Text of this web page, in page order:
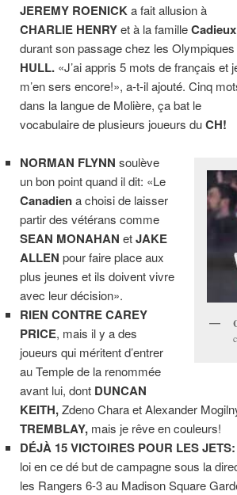
JEREMY ROENICKa fait allusion à
CHARLIE HENRYet à la familleCadieux
durant son passage chez les
HULL. «J’ai appris 5 mots de français et
m’en sers encore!», a-t-il ajouté. Cinq
dans la langue de Molière, ça bat le
vocabulaire de plusieurs joueurs duCH!
NORMAN FLYNN soulève
un bon point quand il dit: «Le
Canadiena choisi de laisser
partir des vétérans comme
SEAN MONAHAN etJAKE
ALLEN pour faire place aux
plus jeunes et ils doivent vivre
avec leur décision».
RIEN CONTRE CAREY
PRICE, mais il y a des
joueurs qui méritent d’entrer
au Temple de la renommée
avant lui, dont DUNCAN
KEITH,Zdeno Chara et Alexander
TREMBLAY, mais je rêve en couleurs!
DÉJÀ 15 VICTOIRES POUR LES JETS:
loi en ce dé but de campagne sous la
les Rangers 6-3 au Madison Square